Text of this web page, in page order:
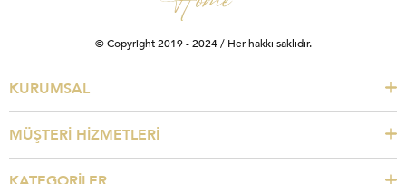
© Copyright 2019 - 2024 / Her hakkı saklıdır.
KURUMSAL
MÜŞTERİ HİZMETLERİ